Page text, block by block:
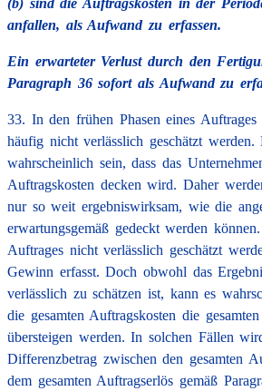
(b) sind die Auftragskosten in der
anfallen, als Aufwand zu erfassen.
Ein erwarteter Verlust durch den
Paragraph 36 sofort als Aufwand zu
33. In den frühen Phasen eines
häufig nicht verlässlich geschätzt werden.
wahrscheinlich sein, dass das
Auftragskosten decken wird. Daher
nur so weit ergebniswirksam, wie die
erwartungsgemäß gedeckt werden
Auftrages nicht verlässlich geschätzt
Gewinn erfasst. Doch obwohl das
verlässlich zu schätzen ist, kann es
die gesamten Auftragskosten die
übersteigen werden. In solchen Fällen
Differenzbetrag zwischen den gesamten
dem gesamten Auftragserlös gemäß